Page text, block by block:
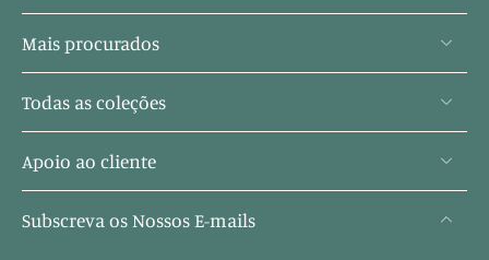
Mais procurados
Todas as coleções
Apoio ao cliente
Subscreva os Nossos E-mails